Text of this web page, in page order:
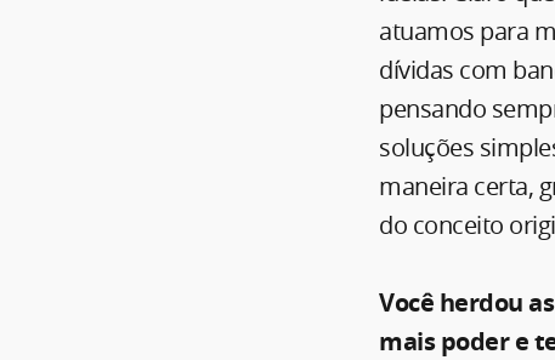
atuamos para
dívidas com
pensando
soluções
maneira certa,
do conceito
Você herdou
mais poder e